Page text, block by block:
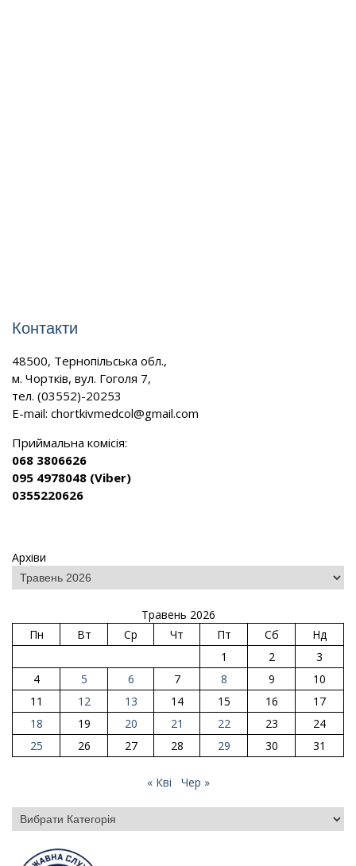
Контакти
48500, Тернопільська обл.,
м. Чортків, вул. Гоголя 7,
тел. (03552)-20253
E-mail: chortkivmedcol@gmail.com
Приймальна комісія:
068 3806626
095 4978048 (Viber)
0355220626
Архіви
Травень 2026
Пн
Вт Ср Чт Пт Сб
Нд
1
2
3
4
5 6 7 8 9
10
11
12 13 14 15 16
17
18
19 20 21 22 23
24
25
26 27 28 29 30 31
« Кві Чер »
Категорії